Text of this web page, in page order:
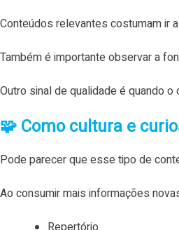
Conteúdos relevantes costumam ir
Também é importante observar a
Outro sinal de qualidade é quando
🧩 Como cultura e
Pode parecer que esse tipo de
Ao consumir mais informações